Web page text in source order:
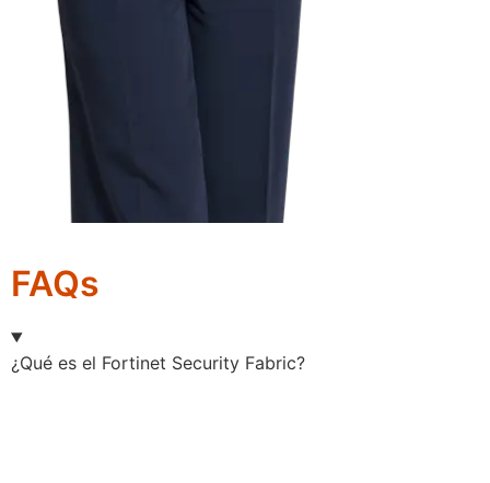
FAQs
¿Qué es el Fortinet Security Fabric?